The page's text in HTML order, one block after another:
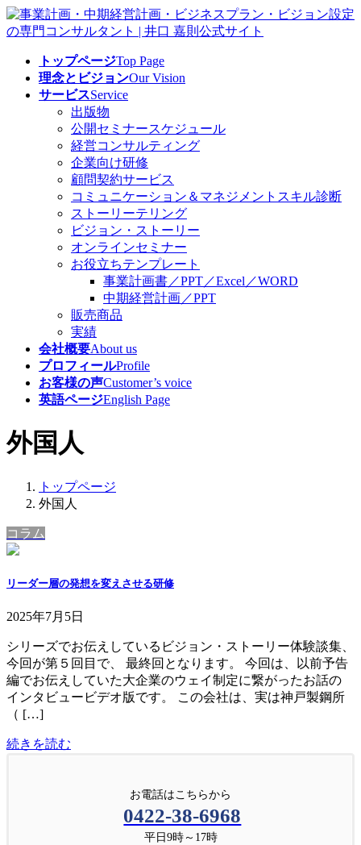
コ
ン
ナ
ビ
トップページTop Page
理念とビジョンOur Vision
サービスService
出版物
公開セミナースケジュール
経営コンサルティング
企業向け研修
顧問契約サービス
コミュニケーション＆マネジメントスキル診断
ストーリーテリング
ビジョン・ストーリー
オンラインセミナー
お役立ちテンプレート
事業計画書／PPT／Excel／WORD
中期経営計画／PPT
販売商品
実績
会社概要About us
プロフィールProfile
お客様の声Customer’s voice
英語ページEnglish Page
外国人
トップページ
外国人
コラム
リーダー層の発想を変えさせる研修
2025年7月5日
シリーズでお伝えしているビジョン・ストーリー体験談集、
今回が第５回目で、 最終回となります。 今回は、以前予告
編でお伝えしていた大企業のウェイ制定に繋がったお話の
インタビュービデオ版です。 この会社は、実は神戸製鋼所
（ […]
続きを読む
お電話はこちらから
0422-38-6968
平日9時～17時